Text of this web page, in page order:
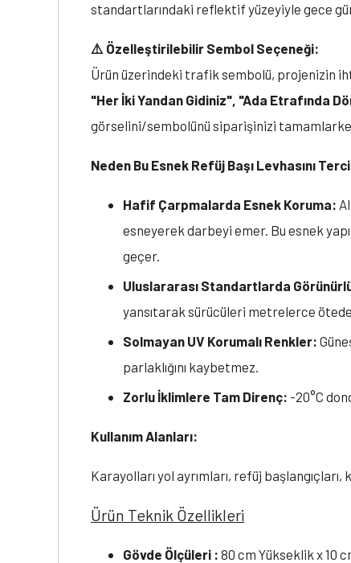
standartlarındaki reflektif yüzeyiyle gece
⚠️ Özelleştirilebilir Sembol Seçeneği:
Ürün üzerindeki trafik sembolü, projenizin
"Her İki Yandan Gidiniz", "Ada Etrafında
görselini/sembolünü siparişinizi
Neden Bu Esnek Refüj Başı Levhasını
Hafif Çarpmalarda Esnek Koruma:
esneyerek darbeyi emer. Bu esnek
geçer.
Uluslararası Standartlarda
yansıtarak sürücüleri metrelerce
Solmayan UV Korumalı Renkler:
parlaklığını kaybetmez.
Zorlu İklimlere Tam Direnç: -20°C
Kullanım Alanları:
Karayolları yol ayrımları, refüj
Ürün Teknik Özellikleri
Gövde Ölçüleri : 80 cm Yükseklik x 10